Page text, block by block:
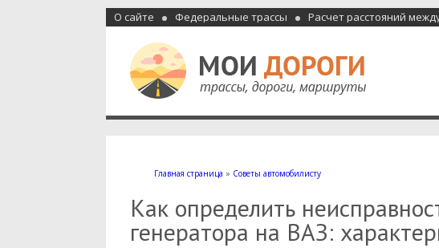
О сайте Федеральные трассы Расчет расстояний
Мои дороги
Как доехать, автомобильные дороги и трассы России, мотели и гостиницы
Главная страница » Советы автомобилисту
Как определить
генератора на ВАЗ: